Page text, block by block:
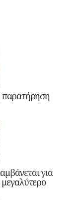
παρατήρηση
για
μεγαλύτερο